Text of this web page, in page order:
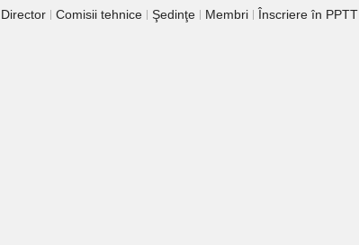
Comisii tehnice Şedinţe Membri Înscriere în PPTT